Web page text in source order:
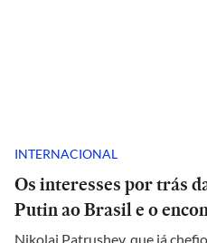
INTERNACIONAL
Os interesses por trás
Putin ao Brasil e o
Nikolai Patrushev, que já